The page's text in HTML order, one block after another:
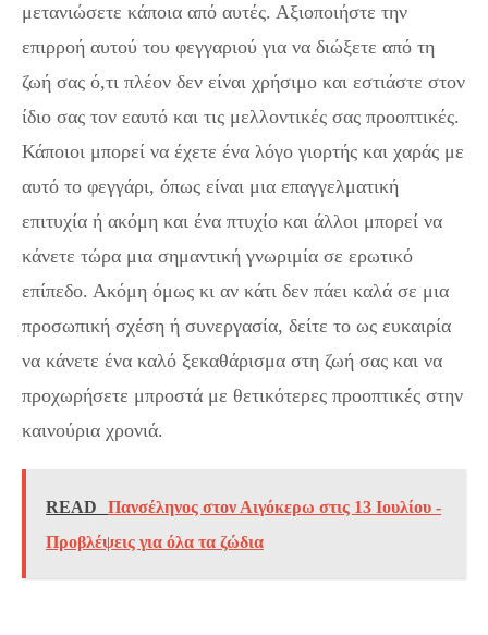
μετανιώσετε κάποια από αυτές. Αξιοποιήστε την
επιρροή αυτού του φεγγαριού για να διώξετε από τη
ζωή σας ό,τι πλέον δεν είναι χρήσιμο και εστιάστε στον
ίδιο σας τον εαυτό και τις μελλοντικές σας προοπτικές.
Κάποιοι μπορεί να έχετε ένα λόγο γιορτής και χαράς με
αυτό το φεγγάρι, όπως είναι μια επαγγελματική
επιτυχία ή ακόμη και ένα πτυχίο και άλλοι μπορεί να
κάνετε τώρα μια σημαντική γνωριμία σε ερωτικό
επίπεδο. Ακόμη όμως κι αν κάτι δεν πάει καλά σε μια
προσωπική σχέση ή συνεργασία, δείτε το ως ευκαιρία
να κάνετε ένα καλό ξεκαθάρισμα στη ζωή σας και να
προχωρήσετε μπροστά με θετικότερες προοπτικές στην
καινούρια χρονιά.
READ
Πανσέληνος στον Αιγόκερω στις 13 Ιουλίου -
Προβλέψεις για όλα τα ζώδια